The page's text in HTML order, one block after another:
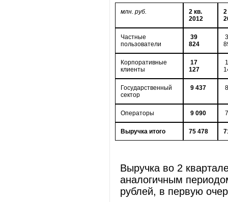
млн. руб. 2 кв.
2012
2
Частные
пользователи
39
824
Корпоративные
клиенты
17
127
Государственный
сектор
9 437
Операторы 9 090
Выручка итого 75 478
Выручка во 2
аналогичным
рублей, в первую